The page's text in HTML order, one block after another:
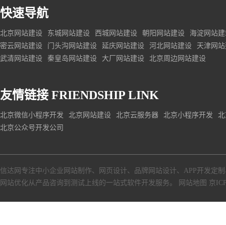
快速导航
北京网站建设 东城网站建设 西城网站建设 朝阳网站建设
海淀网站
密云网站建设
门头沟网站建设 延庆网站建设 河北网站建设
天津网
武清网站建设
秦皇岛网站建设 大厂网站建设 北京周边网站建设
友情链接 FRIENDSHIP LINK
北京微信小程序开发 北京网站建设 北京云服务器 北京小程序开发
北京公众号开发公司
信达网专注中小企业网站制作、 网页设计、 品牌网站设计、 APP开发定制
网站优化从产品咨询到测试上线的一站式软件开发服务。
网站地图 京